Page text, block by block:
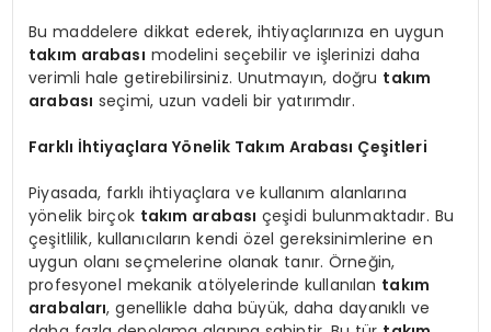
Bu maddelere dikkat ederek, ihtiyaçlarınıza en uygun
takım arabası modelini seçebilir ve işlerinizi daha
verimli hale getirebilirsiniz. Unutmayın, doğru takım
arabası seçimi, uzun vadeli bir yatırımdır.
Farklı İhtiyaçlara Yönelik Takım Arabası Çeşitleri
Piyasada, farklı ihtiyaçlara ve kullanım alanlarına
yönelik birçok takım arabası çeşidi bulunmaktadır. Bu
çeşitlilik, kullanıcıların kendi özel gereksinimlerine en
uygun olanı seçmelerine olanak tanır. Örneğin,
profesyonel mekanik atölyelerinde kullanılan takım
arabaları, genellikle daha büyük, daha dayanıklı ve